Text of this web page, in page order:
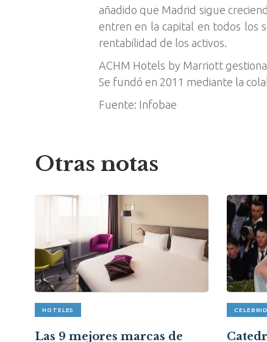
añadido que Madrid sigue
entren en la capital en todos los
rentabilidad de los activos.
ACHM Hotels by Marriott
Se fundó en 2011 mediante la
Fuente: Infobae
Otras notas
HOTELES
Las 9 mejores marcas de